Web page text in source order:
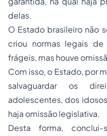
delas.
O Estado brasileiro não
criou normas legais
frágeis, mas houve
Com isso, o Estado, por
salvaguardar os
adolescentes, dos
haja omissão legislativa.
Desta forma,